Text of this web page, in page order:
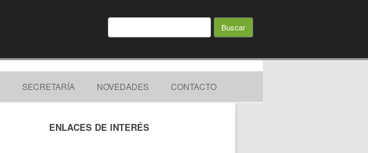
Buscar:
SECRETARÍA NOVEDADES CONTACTO
ENLACES DE INTERÉS